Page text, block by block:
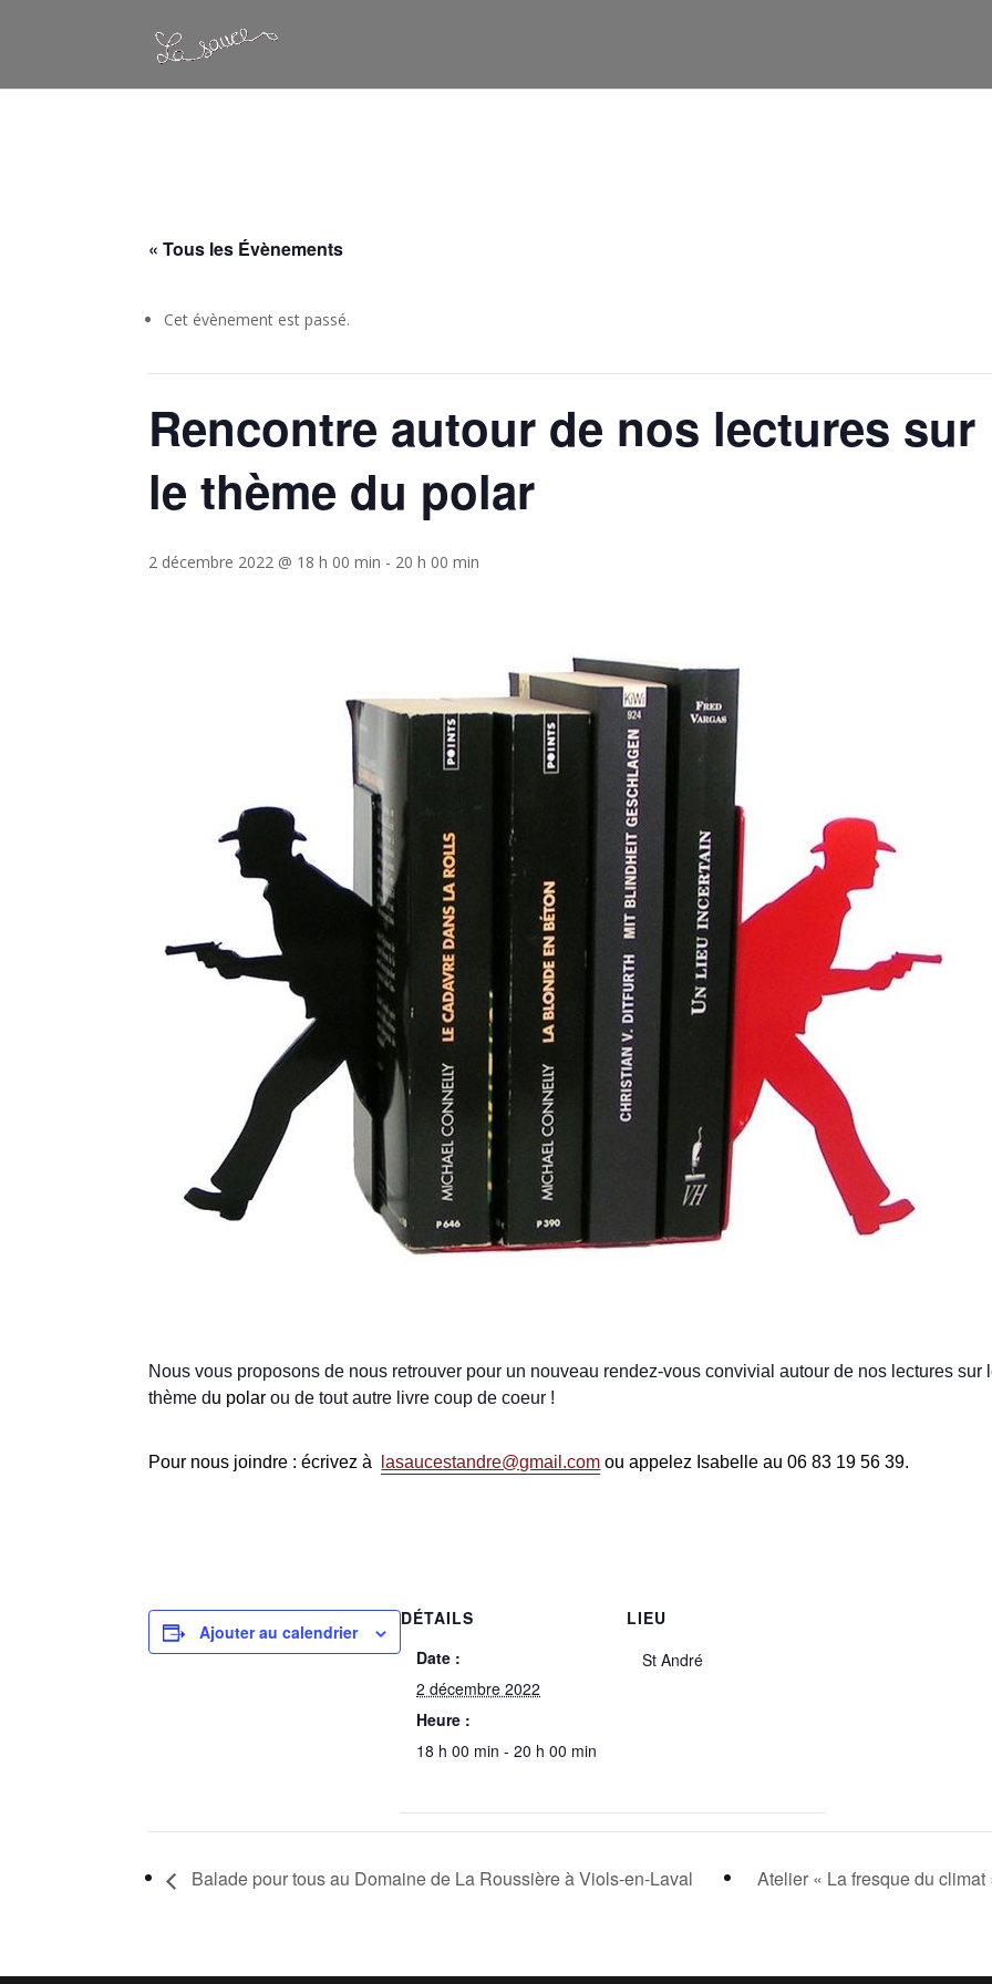
: Constant WP_CRON_LOCK_TIMEOUT already defined in
« Tous les Évènements
Cet évènement est passé.
Rencontre autour de nos lectures sur
le thème du polar
2 décembre 2022 @ 18 h 00 min - 20 h 00 min
Nous vous proposons de nous retrouver pour un nouveau rendez-vous convivial autour de nos lectures sur
thème du polarou de tout autre livre coup de coeur !
Pour nous joindre : écrivez à lasaucestandre@gmail.com ou appelez Isabelle au 06 83 19 56 39.
Ajouter au calendrier
DÉTAILS
Date :
2 décembre 2022
Heure :
18 h 00 min - 20 h 00 min
LIEU
St André
Balade pour tous au Domaine de La Roussière à Viols-en-Laval Atelier « La fresque du